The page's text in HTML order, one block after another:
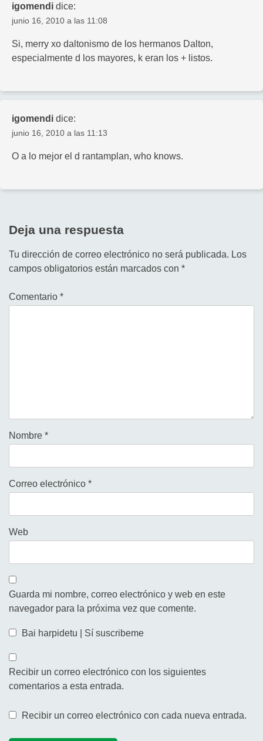
igomendi dice:
junio 16, 2010 a las 11:08
Si, merry xo daltonismo de los hermanos Dalton,
especialmente d los mayores, k eran los + listos.
igomendi dice:
junio 16, 2010 a las 11:13
O a lo mejor el d rantamplan, who knows.
Deja una respuesta
Tu dirección de correo electrónico no será publicada. Los
campos obligatorios están marcados con *
Comentario *
Nombre *
Correo electrónico *
Web
Guarda mi nombre, correo electrónico y web en este
navegador para la próxima vez que comente.
Bai harpidetu | Sí suscribeme
Recibir un correo electrónico con los siguientes
comentarios a esta entrada.
Recibir un correo electrónico con cada nueva entrada.